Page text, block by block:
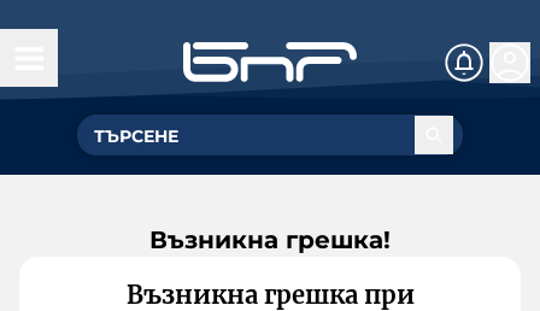
Възникна грешка!
Възникна грешка при